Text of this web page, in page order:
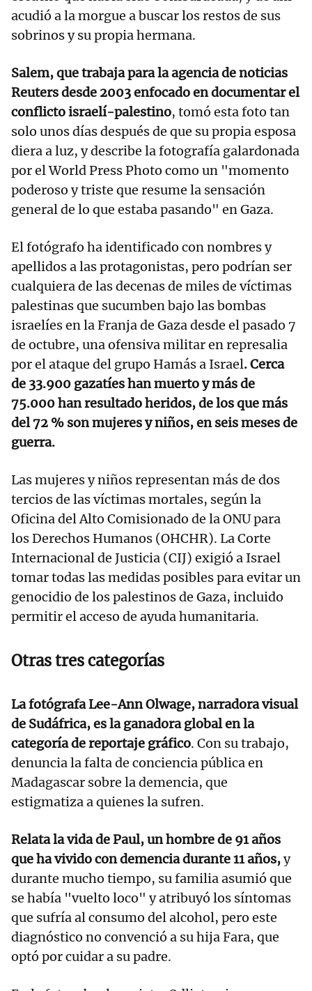
acudió a la morgue a buscar los restos de sus
sobrinos y su propia hermana.
Salem, que trabaja para la agencia de noticias
Reuters desde 2003 enfocado en documentar el
conflicto israelí-palestino, tomó esta foto tan
solo unos días después de que su propia esposa
diera a luz, y describe la fotografía galardonada
por el World Press Photo como un "momento
poderoso y triste que resume la sensación
general de lo que estaba pasando" en Gaza.
El fotógrafo ha identificado con nombres y
apellidos a las protagonistas, pero podrían ser
cualquiera de las decenas de miles de víctimas
palestinas que sucumben bajo las bombas
israelíes en la Franja de Gaza desde el pasado 7
de octubre, una ofensiva militar en represalia
por el ataque del grupo Hamás a Israel. Cerca
de 33.900 gazatíes han muerto y más de
75.000 han resultado heridos, de los que más
del 72 % son mujeres y niños, en seis meses de
guerra.
Las mujeres y niños representan más de dos
tercios de las víctimas mortales, según la
Oficina del Alto Comisionado de la ONU para
los Derechos Humanos (OHCHR). La Corte
Internacional de Justicia (CIJ) exigió a Israel
tomar todas las medidas posibles para evitar un
genocidio de los palestinos de Gaza, incluido
permitir el acceso de ayuda humanitaria.
Otras tres categorías
La fotógrafa Lee-Ann Olwage, narradora visual
de Sudáfrica, es la ganadora global en la
categoría de reportaje gráfico. Con su trabajo,
denuncia la falta de conciencia pública en
Madagascar sobre la demencia, que
estigmatiza a quienes la sufren.
Relata la vida de Paul, un hombre de 91 años
que ha vivido con demencia durante 11 años,y
durante mucho tiempo, su familia asumió que
se había "vuelto loco" y atribuyó los síntomas
que sufría al consumo del alcohol, pero este
diagnóstico no convenció a su hija Fara, que
optó por cuidar a su padre.